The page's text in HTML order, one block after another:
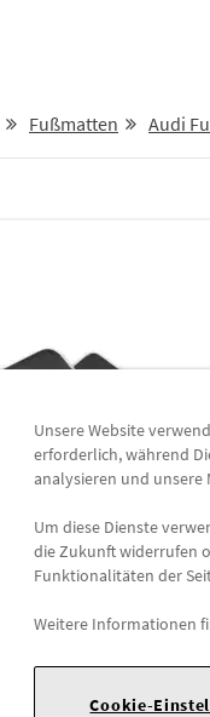
Fußmatten Audi
Unsere Website
erforderlich, während
analysieren und
Um diese Dienste
die Zukunft widerrufen
Funktionalitäten der
Weitere Informationen
Cookie-